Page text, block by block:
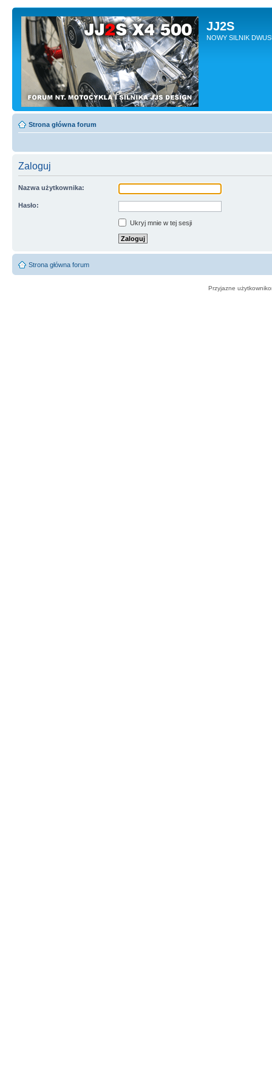
JJ2S
NOWY SILNIK
Strona główna forum
Zaloguj
Nazwa użytkownika:
Hasło:
Ukryj mnie w tej sesji
Strona główna forum
Przyjazne